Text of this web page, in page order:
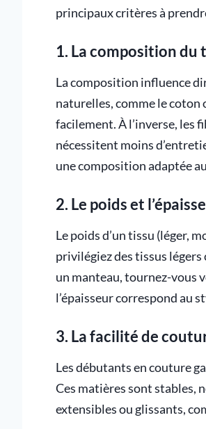
principaux critères à
1. La composition du
La composition influence
naturelles, comme le coton
facilement. À l’inverse, les
nécessitent moins
une composition adaptée
2. Le poids et
Le poids d’un tissu (léger,
privilégiez des tissus légers
un manteau, tournez-vous
l’épaisseur correspond au
3. La facilité de
Les débutants en couture
Ces matières sont stables,
extensibles ou glissants,